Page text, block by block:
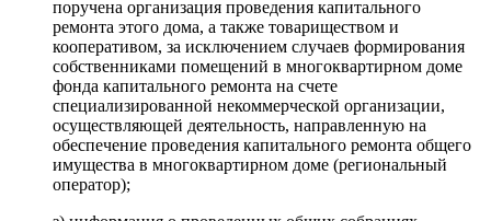
поручена организация проведения капитального
ремонта этого дома, а также товариществом и
кооперативом, за исключением случаев формирования
собственниками помещений в многоквартирном доме
фонда капитального ремонта на счете
специализированной некоммерческой организации,
осуществляющей деятельность, направленную на
обеспечение проведения капитального ремонта общего
имущества в многоквартирном доме (региональный
оператор);